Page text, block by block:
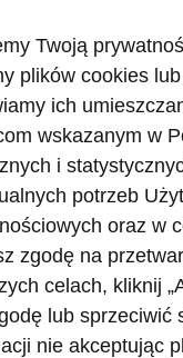
Twoją
plików cookies
ich
wskazanym w
i
potrzeb
oraz w
zgodę na
celach, kliknij
lub sprzeciwić
nie akceptując